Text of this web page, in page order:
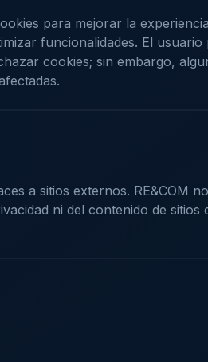
para mejorar la
funcionalidades. El usuario
cookies; sin embargo,
a sitios externos. RE&COM
ni del contenido de sitios